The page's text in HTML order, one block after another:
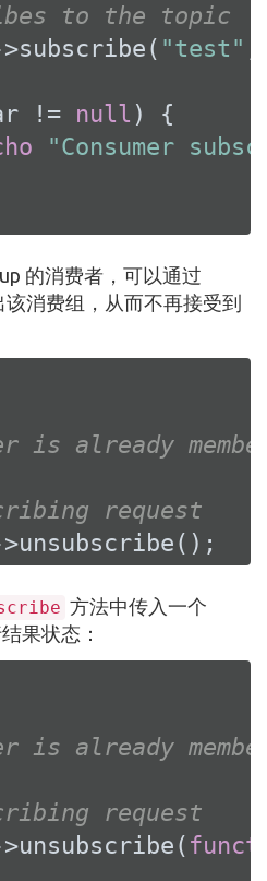
to the topic
"test"
!= null ) {
"Consumer
的消费者，可以通过
消费组，从而不再接受到
is already
request
方法中传入一个
果状态：
is already
request